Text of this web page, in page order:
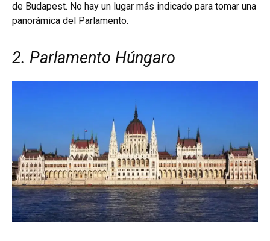
de Budapest. No hay un lugar más indicado para tomar una
panorámica del Parlamento.
2. Parlamento Húngaro